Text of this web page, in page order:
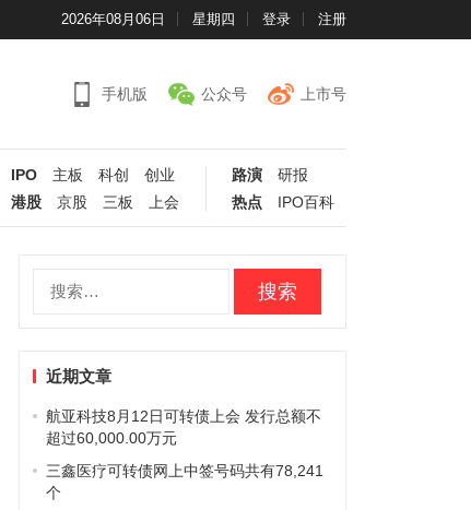
2026年08月06日 星期四 登录 注册
手机版 公众号 上市号
IPO 主板 科创
创业
港股
京股 三板 上会
路演
研报
热点
IPO百科
近期文章
航亚科技8月12日可转债上会 发行总额不
超过60,000.00万元
三鑫医疗可转债网上中签号码共有78,241
个